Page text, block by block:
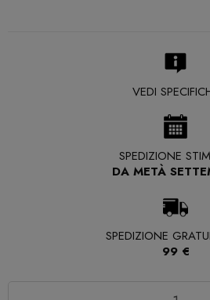
VEDI
SPEDIZIONE
DA METÀ
SPEDIZIONE
99 €